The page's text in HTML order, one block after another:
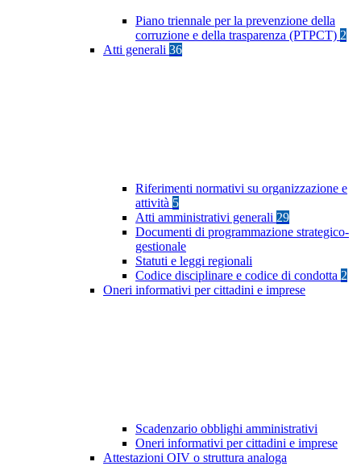
Piano triennale per la prevenzione della
corruzione e della trasparenza (PTPCT) 2
Atti generali 36
Riferimenti normativi su organizzazione e
attività 5
Atti amministrativi generali 29
Documenti di programmazione strategico-
gestionale
Statuti e leggi regionali
Codice disciplinare e codice di condotta 2
Oneri informativi per cittadini e imprese
Scadenzario obblighi amministrativi
Oneri informativi per cittadini e imprese
Attestazioni OIV o struttura analoga